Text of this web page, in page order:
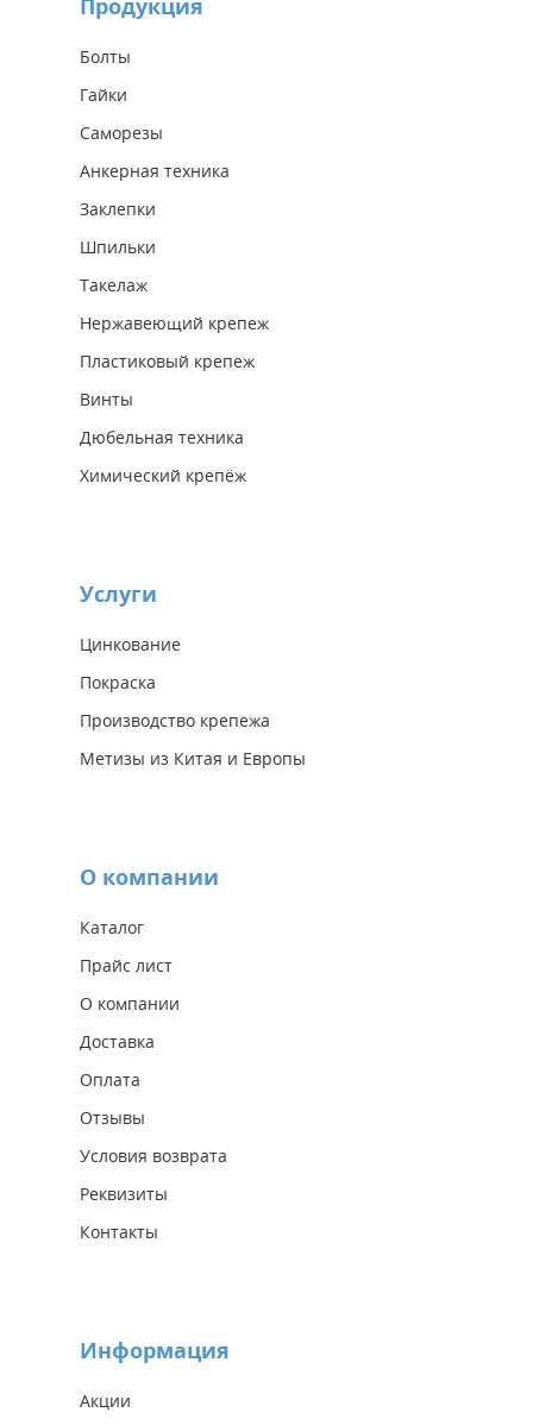
Продукция
Болты
Гайки
Саморезы
Анкерная техника
Заклепки
Шпильки
Такелаж
Нержавеющий крепеж
Пластиковый крепеж
Винты
Дюбельная техника
Химический крепёж
Услуги
Цинкование
Покраска
Производство крепежа
Метизы из Китая и Европы
О компании
Каталог
Прайс лист
О компании
Доставка
Оплата
Отзывы
Условия возврата
Реквизиты
Контакты
Информация
Акции